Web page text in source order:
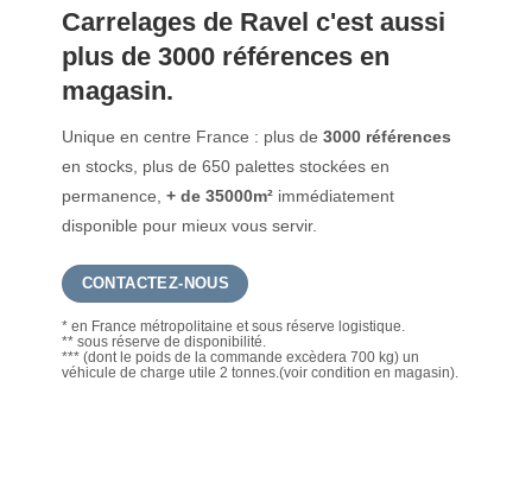
Carrelages de Ravel c'est aussi
plus de 3000 références en
magasin.
Unique en centre France : plus de3000 références
en stocks, plus de 650 palettes stockées en
permanence,+ de 35000m² immédiatement
disponible pour mieux vous servir.
CONTACTEZ-NOUS
* en France métropolitaine et sous réserve logistique.
** sous réserve de disponibilité.
*** (dont le poids de la commande excèdera 700 kg) un
véhicule de charge utile 2 tonnes.(voir condition en magasin).